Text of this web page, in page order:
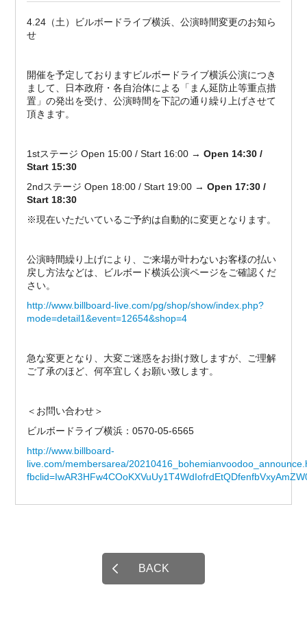
4.24（土）ビルボードライブ横浜、公演時間変更のお知ら
せ
開催を予定しておりますビルボードライブ横浜公演につき
まして、日本政府・各自治体による「まん延防止等重点措
置」の発出を受け、公演時間を下記の通り繰り上げさせて
頂きます。
1stステージ Open 15:00 / Start 16:00 → Open 14:30 /
Start 15:30
2ndステージ Open 18:00 / Start 19:00 → Open 17:30 /
Start 18:30
※現在いただいているご予約は自動的に変更となります。
公演時間繰り上げにより、ご来場が叶わないお客様の払い
戻し方法などは、ビルボード横浜公演ページをご確認くだ
さい。
http://www.billboard-live.com/pg/shop/show/index.php?
mode=detail1&event=12654&shop=4
急な変更となり、大変ご迷惑をお掛け致しますが、ご理解
ご了承のほど、何卒宜しくお願い致します。
＜お問い合わせ＞
ビルボードライブ横浜：0570-05-6565
http://www.billboard-
live.com/membersarea/
BACK